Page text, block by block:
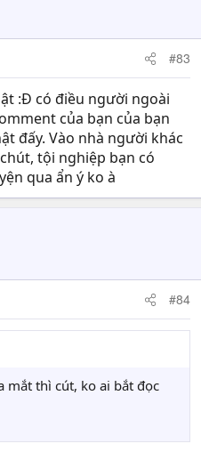
#83
:Đ có điều người ngoài
của bạn của bạn
đấy. Vào nhà người khác
tội nghiệp bạn có
qua ẩn ý ko à
#84
mắt thì cút, ko ai bắt đọc